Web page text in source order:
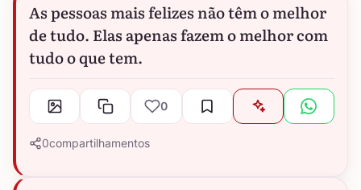
As pessoas mais felizes não têm o melhor
de tudo. Elas apenas fazem o melhor com
tudo o que tem.
0
0compartilhamentos